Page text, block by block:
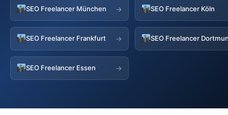
SEO Freelancer München → SEO Freelancer Köln
SEO Freelancer Frankfurt → SEO Freelancer
SEO Freelancer Essen →